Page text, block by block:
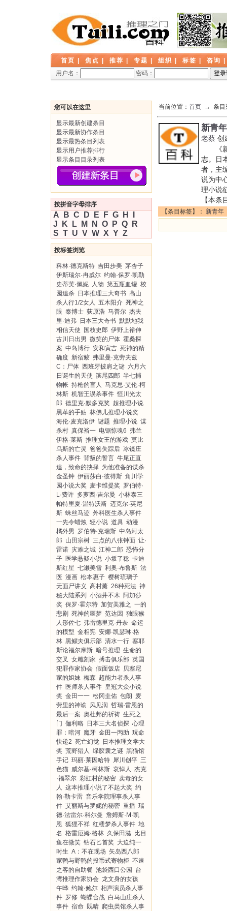
首页 焦点 推荐 专题 组织 标签 咨询
用户名：
密码：
您可以在这里
显示最新创建条目
显示最新协作条目
显示最热条目列表
显示用户推荐排行
显示条目目录列表
按拼音字母排序
A B C D E F G H
J
K L M N O P Q
R
S T U V W X Y Z
按标签浏览
科林·德克斯特 吉田步美 茅杏子
伊斯瑞尔·冉威尔 约翰·保罗·凯勒
史蒂芙·佩妮 人物 第五瓶血罐 校
园追杀 日本推理三大奇书 高山
杀人行1/2女人 五木阳介 死神之
眼 秦博士 荻原浩 马普尔 杰夫
里·迪弗 日本三大奇书 默默地我
相信天使
国枝史郎 伊野上裕伸
古川日出男 微笑的尸体 霍桑探
案 中岛博行 安和寅吉 死神的精
确度 新宿鲛 弗里曼·克劳夫兹
C：尸体 西班牙披肩之谜 六月六
日诞生的天使 滨尾四郎 半七捕
物帐 持枪的盲人 马克思·艾伦·柯
林斯 机智王误杀事件 恒川光太
郎 德里克·默多克奖 超推理小说
黑革的手贴 林佛儿推理小说奖
海伦·麦克洛伊 谜题 推理小说 谋
杀村 真保裕一 电锯惊魂6 弗兰
伊格·莱斯 推理女王的游戏 莫比
乌斯的亡灵 爸爸失踪后 冰镜庄
杀人事件 背叛的誓言 牛尾正直
追，致命的抉择 为他准备的谋杀
金圣钟 伊丽莎白·彼得斯 角川学
园小说大奖 麦卡维提奖 罗伯特·
L·费许 多萝西·吉尔曼 小林泰三
帕特里夏·温特沃斯 迈克尔·英尼
斯 蛛丝马迹 外科医生杀人事件
一先令蜡烛 轻小说 道具 动漫
橘外男 罗伯特·克瑞斯 中岛河太
郎 山田宗树 三点的八张钟面 让·
雷诺 灾难之城 江神二郎 恐怖分
子 医学悬疑小说 小坂了稔 卡迪
斯红星 七濑美雪 利奥·布鲁斯 法
医 漫画 松本惠子 樱树琉璃子
无面尸讲义 高村薰 26种死法 神
秘大陆系列
小酒井不木 阿加莎
奖 保罗·霍尔特 加贺美雅之 一的
悲剧 死神的噩梦 范达因 独眼猴
人形佐七 弗雷德里克·丹奈 命运
的模型 金相宪 安娜·凯瑟琳·格
林 黑鳏夫俱乐部 清水一行 塞耶
斯论福尔摩斯 暗号推理 生命的
交叉 女雕刻家 搏击俱乐部 英国
犯罪作家协会 假面饭店 贝塞尼
家的姐妹 梅森 超能力者杀人事
件 医师杀人事件 皇冠大众小说
奖 金田一一 松冈圭佑 包朗 麦
劳里的神谕 风见润 哲瑞·雷恩的
最后一案 奥杜邦的祈祷 生死之
门 伽利略 日本三大名侦探 心理
罪：暗河 魔牙 金田一丙助 玩命
快递2 死亡幻觉 日本推理文学大
奖 荒野猎人 绿胶囊之谜 黑猫馆
手记 玛丽·莱因哈特 犀川创平 三
色猫 威尔基·柯林斯 哀悼人 杰克
·福翠尔 彩虹村的秘密 卖毒的女
人 这本推理小说了不起大奖 约
翰·勒卡雷 音乐学院理事杀人事
件 艾丽斯与罗妮的秘密 重播 瑞
德·法雷尔·科尔曼 詹姆斯·M·凯
恩 狐狸不祥 红楼梦杀人事件 地
名 格雷厄姆·格林 久保田滋 比目
鱼在微笑 钻石匕首奖 大迫纯一
时生 A：不在现场 矢岛西八郎
家鸭与野鸭的投币式寄物柜 不速
之客的自助餐 池袋西口公园
台
湾推理作家协会 龙文身的女孩
午晔 约翰·鲍尔 相声演员杀人事
件 罗修 蝴蝶合战 白马山庄杀人
事件 宿命 既晴 爬虫类馆杀人事
当前位置： 首页 → 条目
新青年
老蔡 创
《新
志。日
者，主
说为中
理小说
【本条
【条目标签】： 新青年